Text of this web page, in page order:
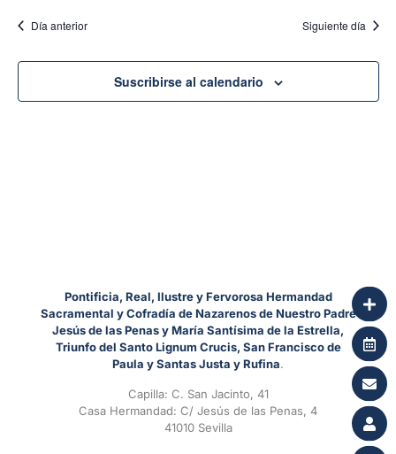
Día anterior Siguiente día
Suscribirse al calendario
Pontificia, Real, Ilustre y Fervorosa Hermandad
Sacramental y Cofradía de Nazarenos de Nuestro Padre
Jesús de las Penas y María Santísima de la Estrella,
Triunfo del Santo Lignum Crucis, San Francisco de
Paula y Santas Justa y Rufina.
Capilla: C. San Jacinto, 41
Casa Hermandad: C/ Jesús de las Penas, 4
41010 Sevilla